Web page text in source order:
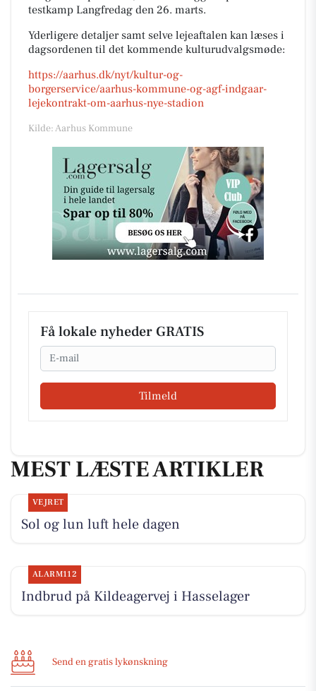
testkamp Langfredag den 26. marts.
Yderligere detaljer samt selve lejeaftalen kan læses i
dagsordenen til det kommende kulturudvalgsmøde:
https://aarhus.dk/nyt/kultur-og-
borgerservice/aarhus-kommune-og-agf-indgaar-
lejekontrakt-om-aarhus-nye-stadion
Kilde: Aarhus Kommune
Få lokale nyheder GRATIS
Email
Tilmeld
MEST LÆSTE ARTIKLER
VEJRET
Sol og lun luft hele dagen
ALARM112
Indbrud på Kildeagervej i Hasselager
Send en gratis lykønskning